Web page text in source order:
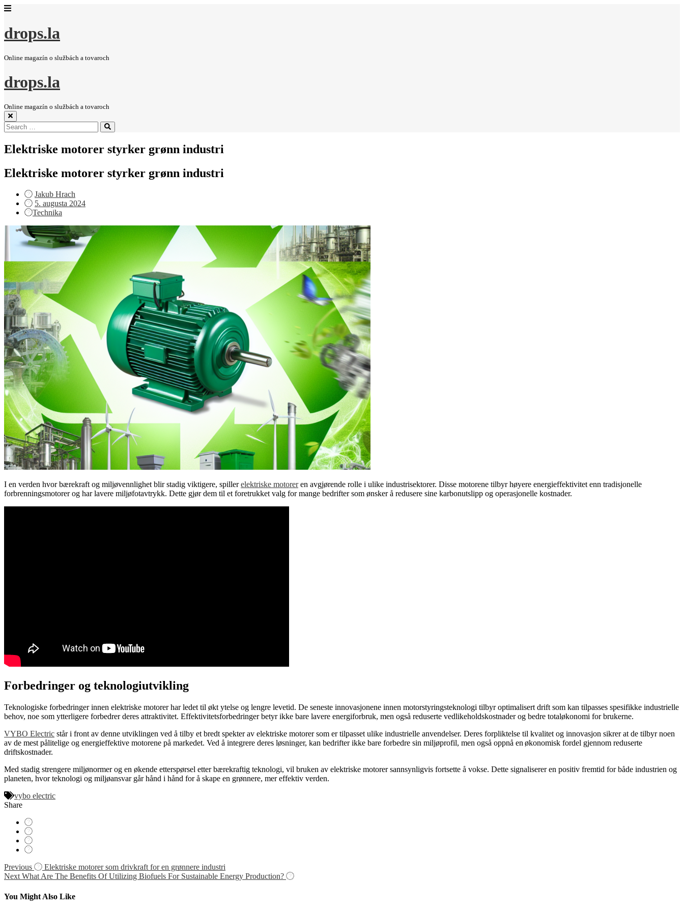
drops.la
Online magazín o službách a tovaroch
drops.la
Online magazín o službách a tovaroch
Search
for:
Search
Elektriske motorer styrker grønn industri
Elektriske motorer styrker grønn industri
Jakub Hrach
Posted
on
5. augusta 2024
Technika
I en verden hvor bærekraft og miljøvennlighet blir stadig viktigere, spillerelektriske motoreren avgjørende rolle i ulike industrisektorer. Disse motorene tilbyr høyere energieffektivitet enn tradisjonelle
forbrenningsmotorer og har lavere miljøfotavtrykk. Dette gjør dem til et foretrukket valg for mange bedrifter som ønsker å redusere sine karbonutslipp og operasjonelle kostnader.
Forbedringer og teknologiutvikling
Teknologiske forbedringer innen elektriske motorer har ledet til økt ytelse og lengre levetid. De seneste innovasjonene innen motorstyringsteknologi tilbyr optimalisert drift som kan tilpasses spesifikke industrielle
behov, noe som ytterligere forbedrer deres attraktivitet. Effektivitetsforbedringer betyr ikke bare lavere energiforbruk, men også reduserte vedlikeholdskostnader og bedre totaløkonomi for brukerne.
VYBO Electric står i front av denne utviklingen ved å tilby et bredt spekter av elektriske motorer som er tilpasset ulike industrielle anvendelser. Deres forpliktelse til kvalitet og innovasjon sikrer at de tilbyr noen
av de mest pålitelige og energieffektive motorene på markedet. Ved å integrere deres løsninger, kan bedrifter ikke bare forbedre sin miljøprofil, men også oppnå en økonomisk fordel gjennom reduserte
driftskostnader.
Med stadig strengere miljønormer og en økende etterspørsel etter bærekraftig teknologi, vil bruken av elektriske motorer sannsynligvis fortsette å vokse. Dette signaliserer en positiv fremtid for både industrien og
planeten, hvor teknologi og miljøansvar går hånd i hånd for å skape en grønnere, mer effektiv verden.
vybo electric
Share
Navigácia
v
článku
Previous
Elektriske motorer som drivkraft for en grønnere industri
Next What Are The Benefits Of Utilizing Biofuels For Sustainable Energy Production?
You Might Also Like